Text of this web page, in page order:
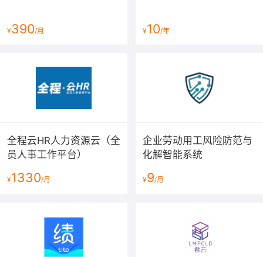
¥390/月 ¥10/年
全程云HR人力资源云（全
员人事工作平台）
¥1330/月
企业劳动用工风险防范与
化解智能系统
¥9/月